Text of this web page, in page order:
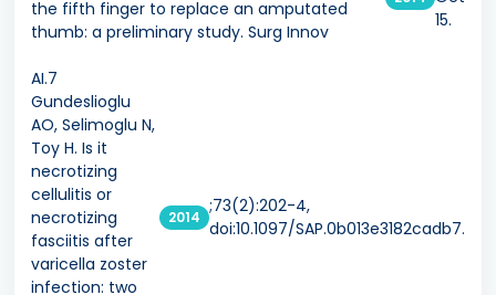
the fifth finger to replace an amputated
thumb: a preliminary study. Surg Innov
15.
AI.7
Gundeslioglu
AO, Selimoglu N,
Toy H. Is it
necrotizing
cellulitis or
necrotizing
fasciitis after
varicella zoster
infection: two
2014
;73(2):202-4,
doi:10.1097/SAP.0b013e3182cadb7.